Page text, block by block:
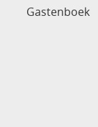
Gastenboek